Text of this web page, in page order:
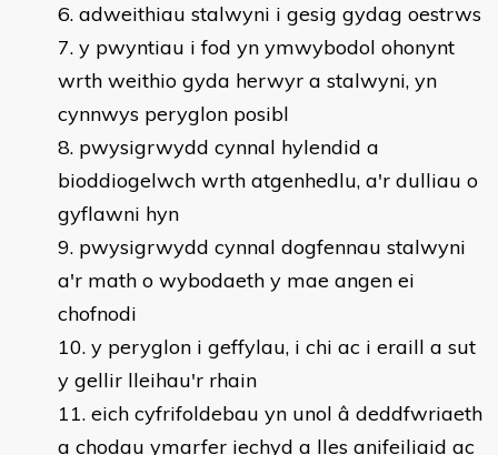
adweithiau stalwyni i gesig gydag oestrws
y pwyntiau i fod yn ymwybodol ohonynt
wrth weithio gyda herwyr a stalwyni, yn
cynnwys peryglon posibl
pwysigrwydd cynnal hylendid a
bioddiogelwch wrth atgenhedlu, a'r dulliau o
gyflawni hyn
pwysigrwydd cynnal dogfennau stalwyni
a'r math o wybodaeth y mae angen ei
chofnodi
y peryglon i geffylau, i chi ac i eraill a sut
y gellir lleihau'r rhain
eich cyfrifoldebau yn unol â deddfwriaeth
a chodau ymarfer iechyd a lles anifeiliaid ac